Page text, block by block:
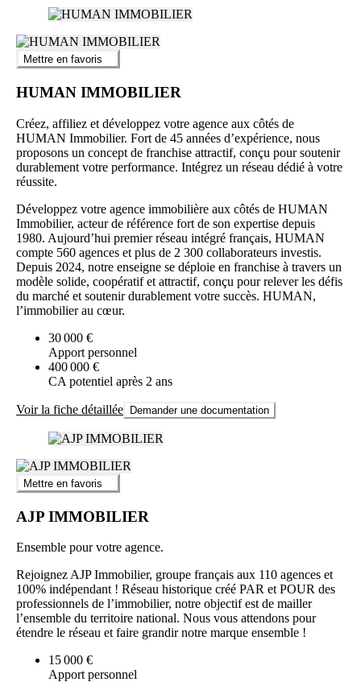
Mettre en favoris
HUMAN IMMOBILIER
Créez, affiliez et développez votre agence aux côtés de
HUMAN Immobilier. Fort de 45 années d’expérience, nous
proposons un concept de franchise attractif, conçu pour soutenir
durablement votre performance. Intégrez un réseau dédié à votre
réussite.
Développez votre agence immobilière aux côtés de HUMAN
Immobilier, acteur de référence fort de son expertise depuis
1980. Aujourd’hui premier réseau intégré français, HUMAN
compte 560 agences et plus de 2 300 collaborateurs investis.
Depuis 2024, notre enseigne se déploie en franchise à travers un
modèle solide, coopératif et attractif, conçu pour relever les défis
du marché et soutenir durablement votre succès. HUMAN,
l’immobilier au cœur.
30 000 €
Apport personnel
400 000 €
CA potentiel après 2 ans
Voir la fiche détaillée Demander une documentation
Mettre en favoris
AJP IMMOBILIER
Ensemble pour votre agence.
Rejoignez AJP Immobilier, groupe français aux 110 agences et
100% indépendant ! Réseau historique créé PAR et POUR des
professionnels de l’immobilier, notre objectif est de mailler
l’ensemble du territoire national. Nous vous attendons pour
étendre le réseau et faire grandir notre marque ensemble !
15 000 €
Apport personnel